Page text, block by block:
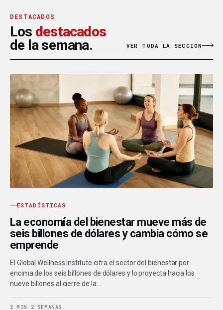
DESTACADOS
Los destacados
de la semana.
VER TODA LA SECCIÓN
ESTADÍSTICAS
La economía del bienestar mueve más de
seis billones de dólares y cambia cómo se
emprende
El Global Wellness Institute cifra el sector del bienestar por
encima de los seis billones de dólares y lo proyecta hacia los
nueve billones al cierre de la…
2 MIN · 2 SEMANAS